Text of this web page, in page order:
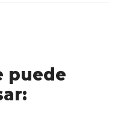
puede